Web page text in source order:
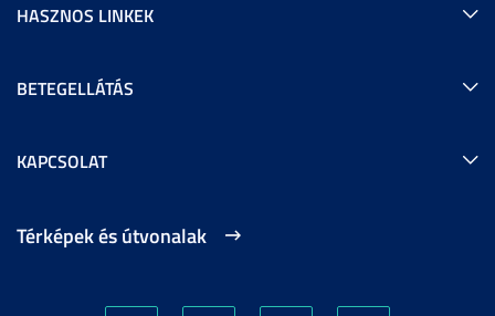
HASZNOS LINKEK
BETEGELLÁTÁS
KAPCSOLAT
Térképek és útvonalak